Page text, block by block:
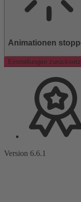
Animationen
Einstellungen
Version 6.6.1